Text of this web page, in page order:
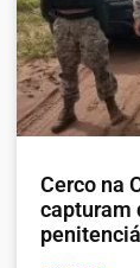
Cerco na
capturam